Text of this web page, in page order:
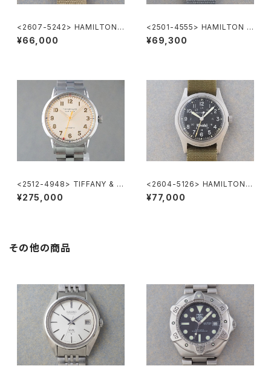
<2607-5242> HAMILTON
Khaki Nature
¥66,000
<2501-4555> HAMILTON K
haki
¥69,300
<2512-4948> TIFFANY & C
o. CT60
¥275,000
<2604-5126> HAMILTON K
haki
¥77,000
その他の商品